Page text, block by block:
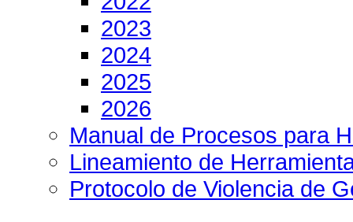
2023
2024
2025
2026
Manual de Procesos para
Lineamiento de
Protocolo de Violencia de